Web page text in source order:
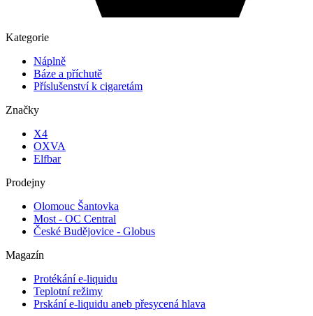
Kategorie
Náplně
Báze a příchutě
Příslušenství k cigaretám
Značky
X4
OXVA
Elfbar
Prodejny
Olomouc Šantovka
Most - OC Central
České Budějovice - Globus
Magazín
Protékání e-liquidu
Teplotní režimy
Prskání e-liquidu aneb přesycená hlava